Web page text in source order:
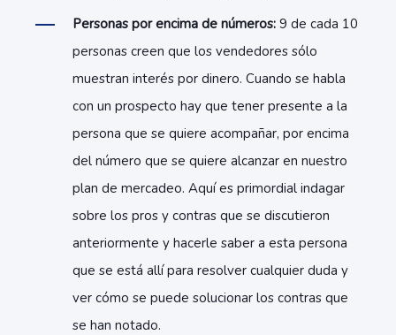
Personas por encima de números: 9 de cada 10
personas creen que los vendedores sólo
muestran interés por dinero. Cuando se habla
con un prospecto hay que tener presente a la
persona que se quiere acompañar, por encima
del número que se quiere alcanzar en nuestro
plan de mercadeo. Aquí es primordial indagar
sobre los pros y contras que se discutieron
anteriormente y hacerle saber a esta persona
que se está allí para resolver cualquier duda y
ver cómo se puede solucionar los contras que
se han notado.